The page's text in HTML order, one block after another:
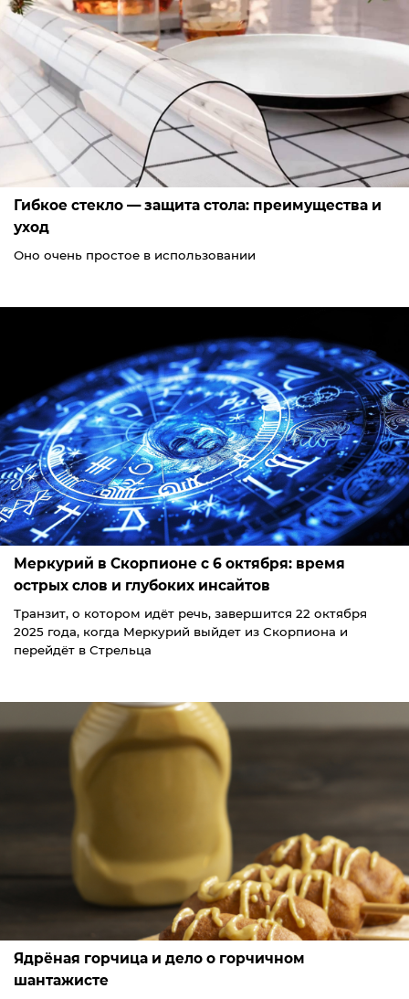
Гибкое стекло — защита стола: преимущества и
уход
Оно очень простое в использовании
Меркурий в Скорпионе с 6 октября: время
острых слов и глубоких инсайтов
Транзит, о котором идёт речь, завершится 22 октября
2025 года, когда Меркурий выйдет из Скорпиона и
перейдёт в Стрельца
Ядрёная горчица и дело о горчичном
шантажисте